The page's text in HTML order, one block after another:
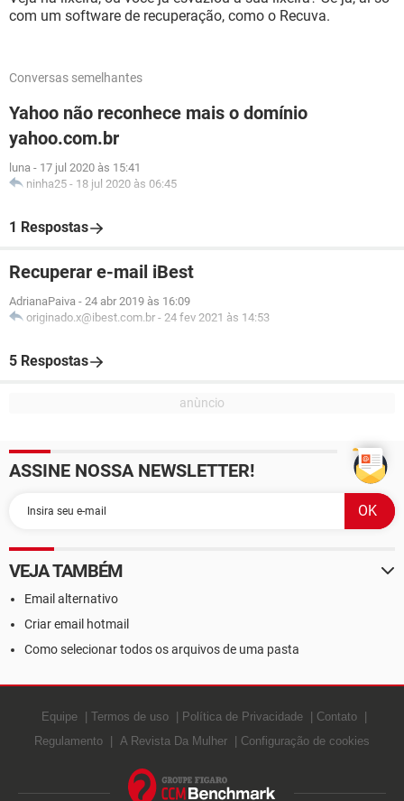
com um software de recuperação, como o Recuva.
Conversas semelhantes
Yahoo não reconhece mais o domínio
yahoo.com.br
luna - 17 jul 2020 às 15:41
ninha25 - 18 jul 2020 às 06:45
1 Respostas
Recuperar e-mail iBest
AdrianaPaiva - 24 abr 2019 às 16:09
originado.x@ibest.com.br - 24 fev 2021 às 14:53
5 Respostas
ASSINE NOSSA NEWSLETTER!
VEJA TAMBÉM
Email alternativo
Criar email hotmail
Como selecionar todos os arquivos de uma pasta
Equipe Termos de uso Política de Privacidade
Contato
Regulamento
A Revista Da Mulher Configuração de cookies